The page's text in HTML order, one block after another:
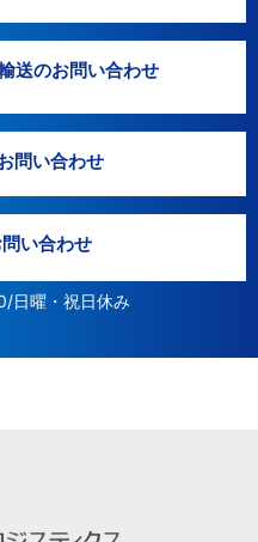
送のお問い合わせ
問い合わせ
い合わせ
日曜・祝日休み